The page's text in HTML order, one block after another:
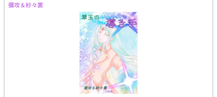
彌攻＆紗々置